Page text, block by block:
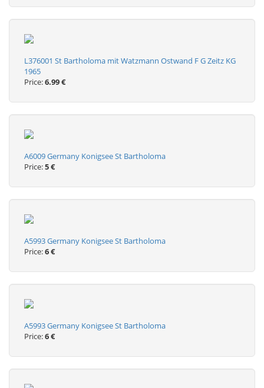
L376001 St Bartholoma mit Watzmann Ostwand F G Zeitz KG
1965
Price:6.99 €
A6009 Germany Konigsee St Bartholoma
Price:5 €
A5993 Germany Konigsee St Bartholoma
Price:6 €
A5993 Germany Konigsee St Bartholoma
Price:6 €